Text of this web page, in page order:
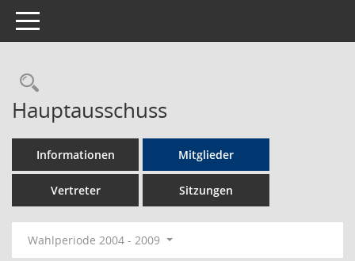
Toggle navigation
Rechercheauswahl
Hauptausschuss
Informationen Mitglieder
Vertreter Sitzungen
Wahlperiode 2004 - 2009